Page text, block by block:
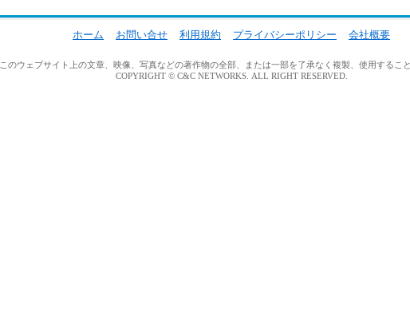
ホーム お問い合せ 利用規約 プライバシーポリシー 会社概要
このウェブサイト上の文章、映像、写真などの著作物の全部、または一部を了承なく複製、使用すること
COPYRIGHT © C&C NETWORKS. ALL RIGHT RESERVED.